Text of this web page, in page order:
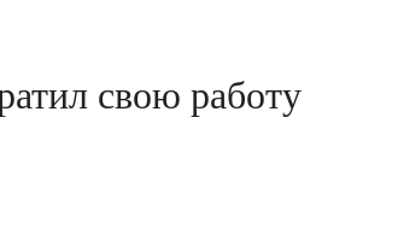
свою работу